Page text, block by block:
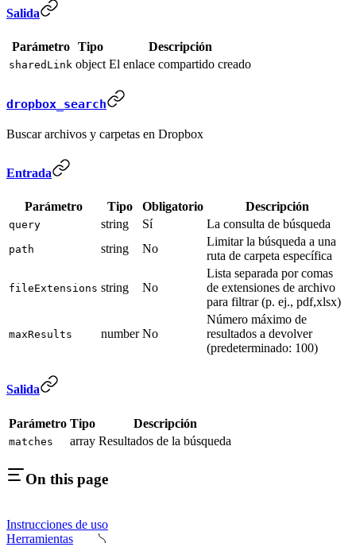
Salida
Parámetro Tipo Descripción
sharedLink object El enlace compartido creado
dropbox_search
Buscar archivos y carpetas en Dropbox
Entrada
Parámetro Tipo Obligatorio Descripción
query string Sí La consulta de búsqueda
path string No
Limitar la búsqueda a una
ruta de carpeta específica
fileExtensions string No
Lista separada por comas
de extensiones de archivo
para filtrar (p. ej., pdf,xlsx)
maxResults number No
Número máximo de
resultados a devolver
(predeterminado: 100)
Salida
Parámetro Tipo Descripción
matches array Resultados de la búsqueda
On this page
Instrucciones de uso
Herramientas